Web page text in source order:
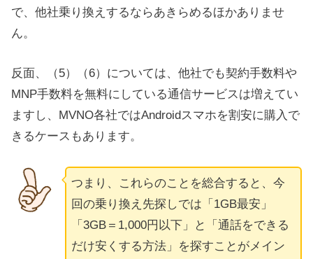
で、他社乗り換えするならあきらめるほかありませ
ん。
反面、（5）（6）については、他社でも契約手数料や
MNP手数料を無料にしている通信サービスは増えてい
ますし、MVNO各社ではAndroidスマホを割安に購入で
きるケースもあります。
つまり、これらのことを総合すると、今
回の乗り換え先探しでは「1GB最安」
「3GB＝1,000円以下」と「通話をできる
だけ安くする方法」を探すことがメイン